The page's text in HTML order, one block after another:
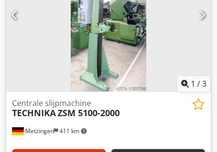
1 /3
Metzingen 411 km
Centrale slijpmachine
TECHNIKAZSM 5100-2000